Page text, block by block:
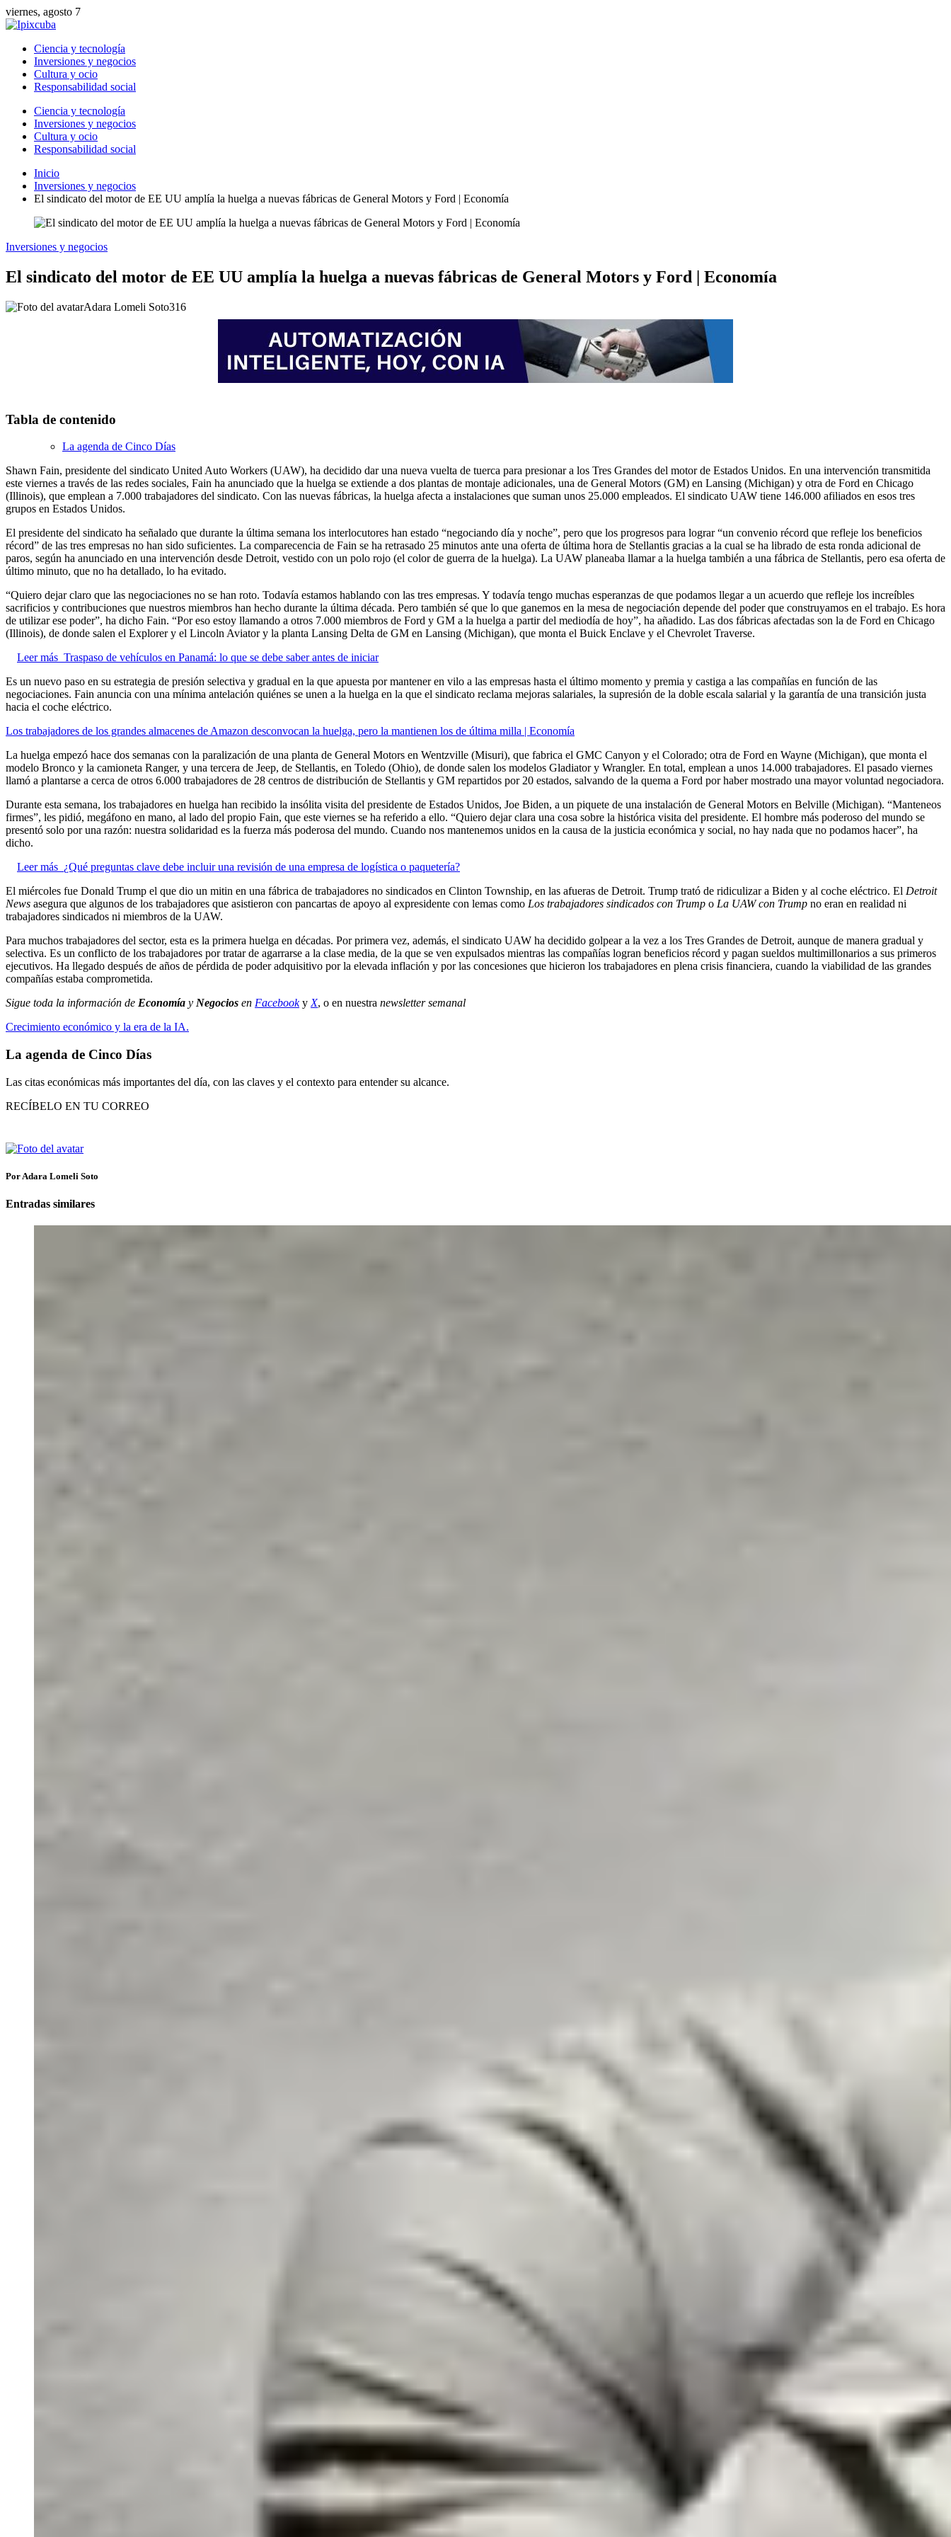
viernes, agosto 7
Ciencia y tecnología
Inversiones y negocios
Cultura y ocio
Responsabilidad social
Ciencia y tecnología
Inversiones y negocios
Cultura y ocio
Responsabilidad social
Inicio
Inversiones y negocios
El sindicato del motor de EE UU amplía la huelga a nuevas fábricas de General Motors y Ford | Economía
Inversiones y negocios
El sindicato del motor de EE UU amplía la huelga a nuevas fábricas de General Motors y Ford | Economía
Adara Lomeli Soto316
Tabla de contenido
La agenda de Cinco Días
Shawn Fain, presidente del sindicato United Auto Workers (UAW), ha decidido dar una nueva vuelta de tuerca para presionar a los Tres Grandes del motor de Estados Unidos. En una intervención transmitida
este viernes a través de las redes sociales, Fain ha anunciado que la huelga se extiende a dos plantas de montaje adicionales, una de General Motors (GM) en Lansing (Michigan) y otra de Ford en Chicago
(Illinois), que emplean a 7.000 trabajadores del sindicato. Con las nuevas fábricas, la huelga afecta a instalaciones que suman unos 25.000 empleados. El sindicato UAW tiene 146.000 afiliados en esos tres
grupos en Estados Unidos.
El presidente del sindicato ha señalado que durante la última semana los interlocutores han estado “negociando día y noche”, pero que los progresos para lograr “un convenio récord que refleje los beneficios
récord” de las tres empresas no han sido suficientes. La comparecencia de Fain se ha retrasado 25 minutos ante una oferta de última hora de Stellantis gracias a la cual se ha librado de esta ronda adicional de
paros, según ha anunciado en una intervención desde Detroit, vestido con un polo rojo (el color de guerra de la huelga). La UAW planeaba llamar a la huelga también a una fábrica de Stellantis, pero esa oferta de
último minuto, que no ha detallado, lo ha evitado.
“Quiero dejar claro que las negociaciones no se han roto. Todavía estamos hablando con las tres empresas. Y todavía tengo muchas esperanzas de que podamos llegar a un acuerdo que refleje los increíbles
sacrificios y contribuciones que nuestros miembros han hecho durante la última década. Pero también sé que lo que ganemos en la mesa de negociación depende del poder que construyamos en el trabajo. Es hora
de utilizar ese poder”, ha dicho Fain. “Por eso estoy llamando a otros 7.000 miembros de Ford y GM a la huelga a partir del mediodía de hoy”, ha añadido. Las dos fábricas afectadas son la de Ford en Chicago
(Illinois), de donde salen el Explorer y el Lincoln Aviator y la planta Lansing Delta de GM en Lansing (Michigan), que monta el Buick Enclave y el Chevrolet Traverse.
Leer más Traspaso de vehículos en Panamá: lo que se debe saber antes de iniciar
Es un nuevo paso en su estrategia de presión selectiva y gradual en la que apuesta por mantener en vilo a las empresas hasta el último momento y premia y castiga a las compañías en función de las
negociaciones. Fain anuncia con una mínima antelación quiénes se unen a la huelga en la que el sindicato reclama mejoras salariales, la supresión de la doble escala salarial y la garantía de una transición justa
hacia el coche eléctrico.
Los trabajadores de los grandes almacenes de Amazon desconvocan la huelga, pero la mantienen los de última milla | Economía
La huelga empezó hace dos semanas con la paralización de una planta de General Motors en Wentzville (Misuri), que fabrica el GMC Canyon y el Colorado; otra de Ford en Wayne (Michigan), que monta el
modelo Bronco y la camioneta Ranger, y una tercera de Jeep, de Stellantis, en Toledo (Ohio), de donde salen los modelos Gladiator y Wrangler. En total, emplean a unos 14.000 trabajadores. El pasado viernes
llamó a plantarse a cerca de otros 6.000 trabajadores de 28 centros de distribución de Stellantis y GM repartidos por 20 estados, salvando de la quema a Ford por haber mostrado una mayor voluntad negociadora.
Durante esta semana, los trabajadores en huelga han recibido la insólita visita del presidente de Estados Unidos, Joe Biden, a un piquete de una instalación de General Motors en Belville (Michigan). “Manteneos
firmes”, les pidió, megáfono en mano, al lado del propio Fain, que este viernes se ha referido a ello. “Quiero dejar clara una cosa sobre la histórica visita del presidente. El hombre más poderoso del mundo se
presentó solo por una razón: nuestra solidaridad es la fuerza más poderosa del mundo. Cuando nos mantenemos unidos en la causa de la justicia económica y social, no hay nada que no podamos hacer”, ha
dicho.
Leer más ¿Qué preguntas clave debe incluir una revisión de una empresa de logística o paquetería?
El miércoles fue Donald Trump el que dio un mitin en una fábrica de trabajadores no sindicados en Clinton Township, en las afueras de Detroit. Trump trató de ridiculizar a Biden y al coche eléctrico. El Detroit
News asegura que algunos de los trabajadores que asistieron con pancartas de apoyo al expresidente con lemas como Los trabajadores sindicados con Trump o La UAW con Trump no eran en realidad ni
trabajadores sindicados ni miembros de la UAW.
Para muchos trabajadores del sector, esta es la primera huelga en décadas. Por primera vez, además, el sindicato UAW ha decidido golpear a la vez a los Tres Grandes de Detroit, aunque de manera gradual y
selectiva. Es un conflicto de los trabajadores por tratar de agarrarse a la clase media, de la que se ven expulsados mientras las compañías logran beneficios récord y pagan sueldos multimillonarios a sus primeros
ejecutivos. Ha llegado después de años de pérdida de poder adquisitivo por la elevada inflación y por las concesiones que hicieron los trabajadores en plena crisis financiera, cuando la viabilidad de las grandes
compañías estaba comprometida.
Sigue toda la información de Economía y Negocios en Facebooky X, o en nuestra newsletter semanal
Crecimiento económico y la era de la IA.
La agenda de Cinco Días
Las citas económicas más importantes del día, con las claves y el contexto para entender su alcance.
RECÍBELO EN TU CORREO
Por Adara Lomeli Soto
Entradas similares